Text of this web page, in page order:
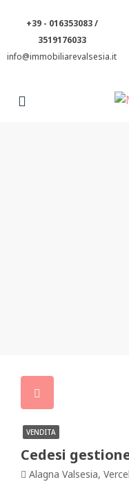
+39 - 016353083 /
3519176033
info@immobiliarevalsesia.it
VENDITA
Cedesi
Alagna Valsesia,